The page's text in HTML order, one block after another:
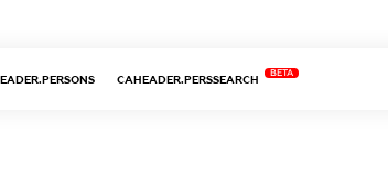
CAHEADER.PERSSEARCH
BETA